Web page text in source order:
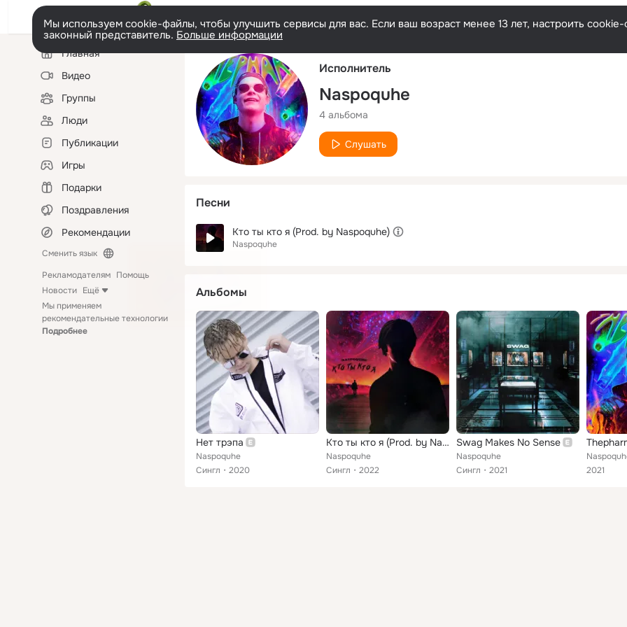
Мы используем cookie-файлы, чтобы улучшить сервисы для вас. Если ваш возраст менее 13 лет, настроить
законный представитель. Больше информации
Левая
колонкаГлавная
Видео
Группы
Люди
Публикации
Игры
Подарки
Поздравления
Рекомендации
Сменить язык
Рекламодателям Помощь
Новости Ещё
Мы применяем
рекомендательные технологии
Подробнее
Исполнитель
Naspoquhe
4 альбома
Слушать
Песни
Кто ты кто я (Prod. by Naspoquhe)
Naspoquhe
Альбомы
Нет трэпа
Naspoquhe
Сингл
2020
Кто ты кто я (Prod. by Naspoquhe)
Naspoquhe
Сингл
2022
Swag Makes No Sense
Naspoquhe
Сингл
2021
2021